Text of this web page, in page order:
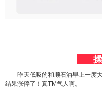
操
昨天低吸的和顺石油早上一度
结果涨停了！真TM气人啊。